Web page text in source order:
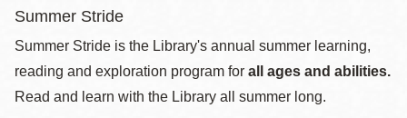
Summer Stride
Summer Stride is the Library's annual summer learning,
reading and exploration program for all ages and abilities.
Read and learn with the Library all summer long.